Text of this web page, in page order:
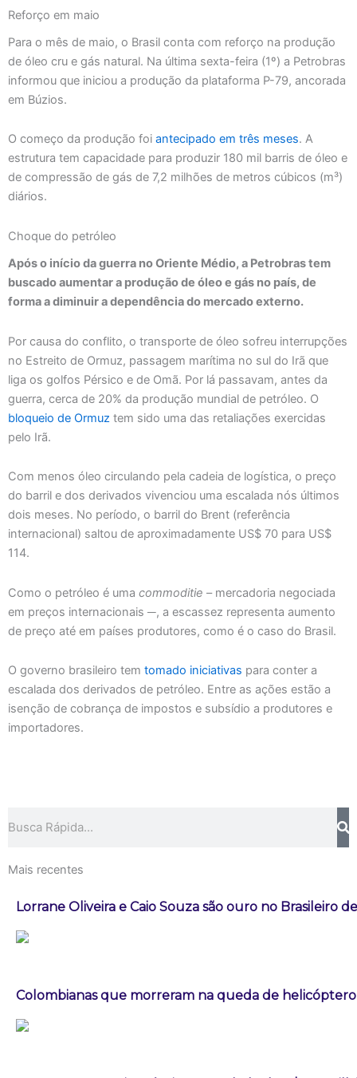
Reforço em maio
Para o mês de maio, o Brasil conta com reforço na produção
de óleo cru e gás natural. Na última sexta-feira (1º) a Petrobras
informou que iniciou a produção da plataforma P-79, ancorada
em Búzios.
O começo da produção foi antecipado em três meses. A
estrutura tem capacidade para produzir 180 mil barris de óleo e
de compressão de gás de 7,2 milhões de metros cúbicos (m³)
diários.
Choque do petróleo
Após o início da guerra no Oriente Médio, a Petrobras tem
buscado aumentar a produção de óleo e gás no país, de
forma a diminuir a dependência do mercado externo.
Por causa do conflito, o transporte de óleo sofreu interrupções
no Estreito de Ormuz, passagem marítima no sul do Irã que
liga os golfos Pérsico e de Omã. Por lá passavam, antes da
guerra, cerca de 20% da produção mundial de petróleo. O
bloqueio de Ormuz tem sido uma das retaliações exercidas
pelo Irã.
Com menos óleo circulando pela cadeia de logística, o preço
do barril e dos derivados vivenciou uma escalada nós últimos
dois meses. No período, o barril do Brent (referência
internacional) saltou de aproximadamente US$ 70 para US$
114.
Como o petróleo é uma commoditie – mercadoria negociada
em preços internacionais ─, a escassez representa aumento
de preço até em países produtores, como é o caso do Brasil.
O governo brasileiro tem tomado iniciativas para conter a
escalada dos derivados de petróleo. Entre as ações estão a
isenção de cobrança de impostos e subsídio a produtores e
importadores.
Mais recentes
Lorrane Oliveira e Caio Souza são ouro no Brasileiro
Colombianas que morreram na queda de